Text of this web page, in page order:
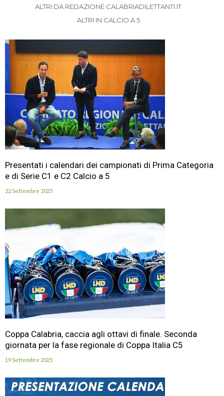
ALTRI DA REDAZIONE CALABRIADILETTANTI.IT
ALTRI IN CALCIO A 5
Presentati i calendari dei campionati di Prima Categoria
e di Serie C1 e C2 Calcio a 5
22 Settembre 2025
Coppa Calabria, caccia agli ottavi di finale. Seconda
giornata per la fase regionale di Coppa Italia C5
19 Settembre 2025